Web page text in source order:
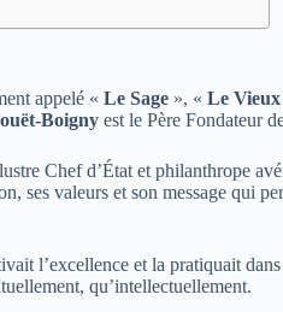
appelé « Le Sage », « Le Vieux
Boigny est le Père Fondateur
Chef d’État et philanthrope
ses valeurs et son message qui
l’excellence et la pratiquait
qu’intellectuellement.